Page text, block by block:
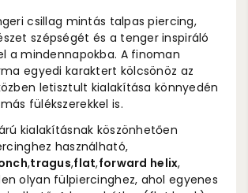
csillag mintás talpas piercing,
szépségét és a tenger inspiráló
a mindennapokba. A finoman
egyedi karaktert kölcsönöz az
letisztult kialakítása könnyedén
fülékszerekkel is.
kialakításnak köszönhetően
használható,
,tragus,flat,forward helix,
olyan fülpiercinghez, ahol egyenes